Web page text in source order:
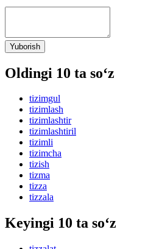
Yuborish
Oldingi 10 ta so‘z
tizimgul
tizimlash
tizimlashtir
tizimlashtiril
tizimli
tizimcha
tizish
tizma
tizza
tizzala
Keyingi 10 ta so‘z